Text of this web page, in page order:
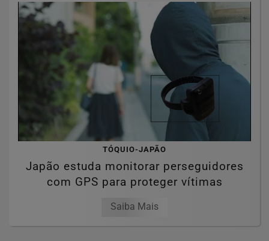
TÓQUIO-JAPÃO
Japão estuda monitorar perseguidores
com GPS para proteger vítimas
Saiba Mais